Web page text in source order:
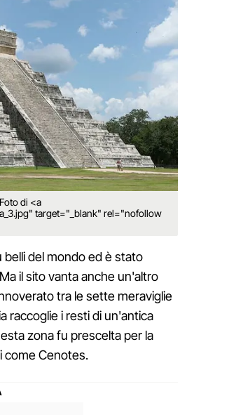
di <a
target="_blank" rel="nofollow
belli del mondo ed è stato
il sito vanta anche un'altro
tra le sette meraviglie
raccoglie i resti di un'antica
zona fu prescelta per la
come Cenotes.